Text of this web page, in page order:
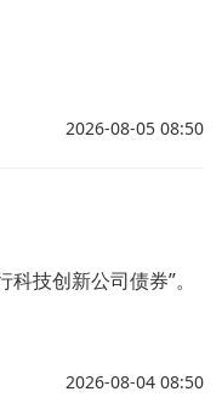
2026-08-05 08:50
技创新公司债券”。
2026-08-04 08:50